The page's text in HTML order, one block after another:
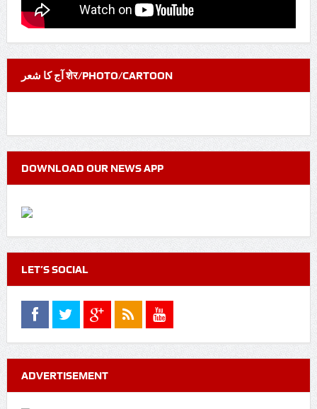
آج کا شعر शेर/PHOTO/CARTOON
DOWNLOAD OUR NEWS APP
LET’S SOCIAL
ADVERTISEMENT